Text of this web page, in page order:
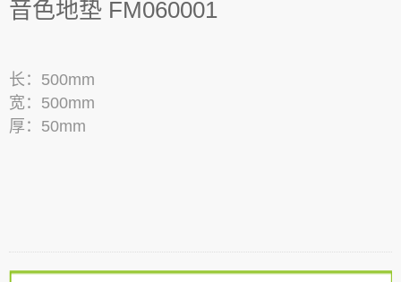
音色地垫 FM060001
长：500mm
宽：500mm
厚：50mm